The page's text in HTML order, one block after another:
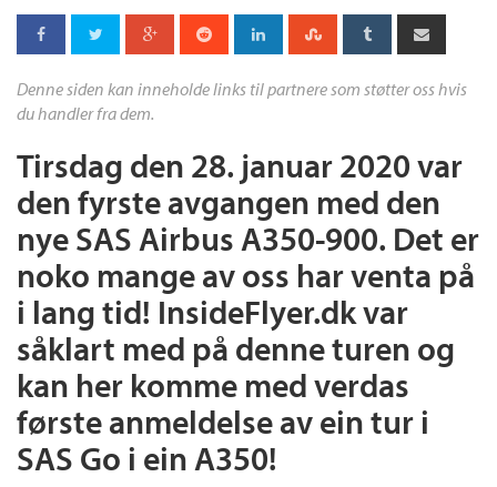
Denne siden kan inneholde links til partnere som støtter oss hvis
du handler fra dem.
Tirsdag den 28. januar 2020 var
den fyrste avgangen med den
nye SAS Airbus A350-900. Det er
noko mange av oss har venta på
i lang tid! InsideFlyer.dk var
såklart med på denne turen og
kan her komme med verdas
første anmeldelse av ein tur i
SAS Go i ein A350!